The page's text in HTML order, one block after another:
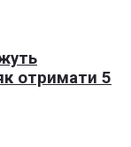
отримати 5